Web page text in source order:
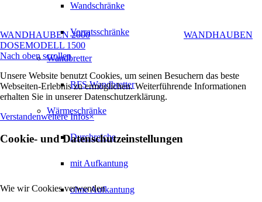
Wandschränke
Vorratsschränke
Wandbretter
RFS Wandbretter
Wärmeschränke
Durchreiche
mit Aufkantung
ohne Aufkantung
WANDHAUBEN 2000
WANDHAUBEN
DOSEMODELL 1500
Nach oben scrollen
Unsere Website benutzt Cookies, um seinen Besuchern das beste
Webseiten-Erlebnis zu ermöglichen. Weiterführende Informationen
erhalten Sie in unserer Datenschutzerklärung.
Verstandenweitere Infos×
Cookie- und Datenschutzeinstellungen
Wie wir Cookies verwenden